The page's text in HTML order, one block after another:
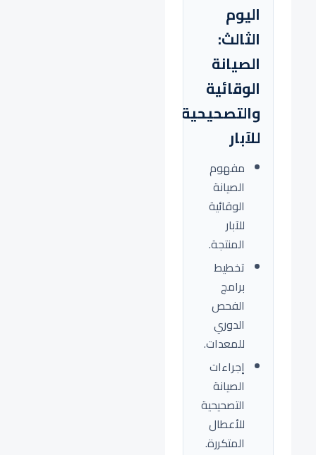
اليوم
الثالث:
الصيانة
الوقائية
والتصحيحية
للآبار
مفهوم
الصيانة
الوقائية
للآبار
المنتجة.
تخطيط
برامج
الفحص
الدوري
للمعدات.
إجراءات
الصيانة
التصحيحية
للأعطال
المتكررة.